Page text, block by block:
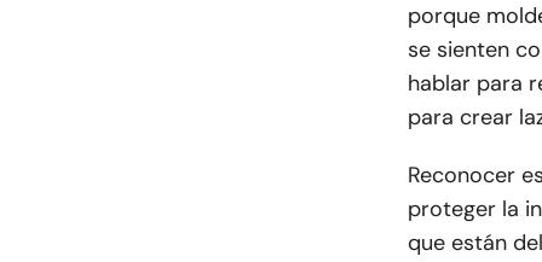
porque
se sienten
hablar para
para crear
Reconocer
proteger la
que están